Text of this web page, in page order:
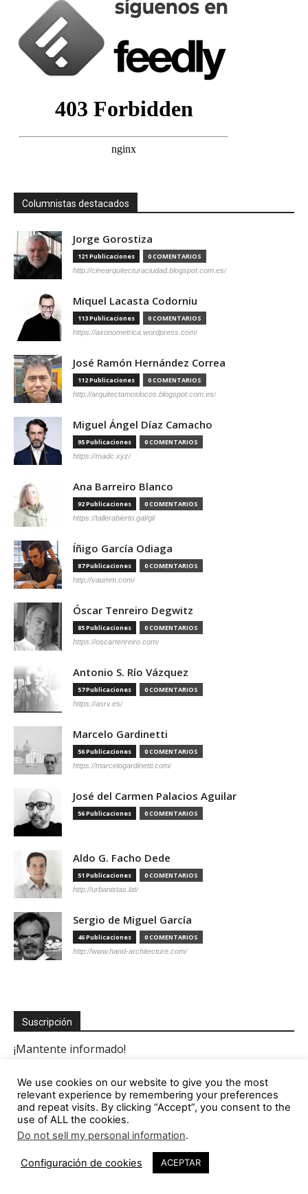
Columnistas destacados
Jorge Gorostiza
121 Publicaciones 0 COMENTARIOS
http://cinearquitecturaciudad.blogspot.com.es/
Miquel Lacasta Codorniu
113 Publicaciones 0 COMENTARIOS
https://axonometrica.wordpress.com/
José Ramón Hernández Correa
112 Publicaciones 0 COMENTARIOS
http://arquitectamoslocos.blogspot.com.es/
Miguel Ángel Díaz Camacho
95 Publicaciones 0 COMENTARIOS
https://madc.xyz/
Ana Barreiro Blanco
92 Publicaciones 0 COMENTARIOS
https://tallerabierto.gal/gl/
Íñigo García Odiaga
87 Publicaciones 0 COMENTARIOS
http://vaumm.com/
Óscar Tenreiro Degwitz
85 Publicaciones 0 COMENTARIOS
https://oscartenreiro.com/
Antonio S. Río Vázquez
57 Publicaciones 0 COMENTARIOS
https://asrv.es/
Marcelo Gardinetti
56 Publicaciones 0 COMENTARIOS
https://marcelogardinetti.com/
José del Carmen Palacios Aguilar
56 Publicaciones 0 COMENTARIOS
Aldo G. Facho Dede
51 Publicaciones 0 COMENTARIOS
http://urbanistas.lat/
Sergio de Miguel García
46 Publicaciones 0 COMENTARIOS
http://www.hand-architecture.com/
Suscripción
We use cookies on our website to give you the most
relevant experience by remembering your preferences
and repeat visits. By clicking “Accept”, you consent to the
use of ALL the cookies.
Do not sell my personal information.
Configuración de cookies ACEPTAR